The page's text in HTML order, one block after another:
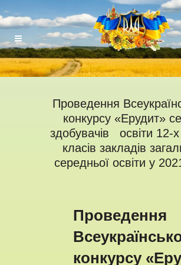
Проведення
конкурсу «Ерудит»
здобувачів освіти 12-
класів закладів
середньої освіти у
Проведення
конкурсу